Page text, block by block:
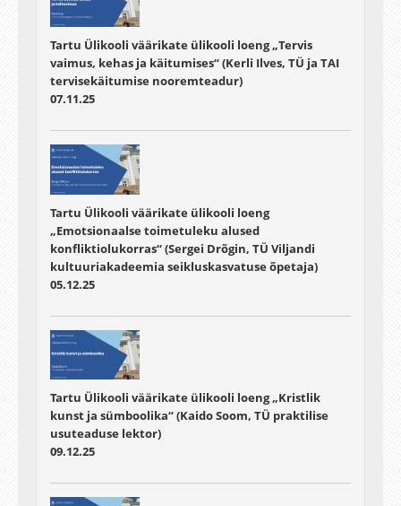
Tartu Ülikooli väärikate ülikooli loeng „Tervis
vaimus, kehas ja käitumises“ (Kerli Ilves, TÜ ja TAI
tervisekäitumise nooremteadur)
07.11.25
Tartu Ülikooli väärikate ülikooli loeng
„Emotsionaalse toimetuleku alused
konfliktiolukorras“ (Sergei Drõgin, TÜ Viljandi
kultuuriakadeemia seikluskasvatuse õpetaja)
05.12.25
Tartu Ülikooli väärikate ülikooli loeng „Kristlik
kunst ja sümboolika“ (Kaido Soom, TÜ praktilise
usuteaduse lektor)
09.12.25